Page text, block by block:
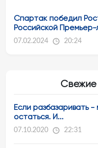
Спартак победил
Российской Премьер-
07.02.2024 20:24
Свежие
Если разбазаривать
остаться. И...
07.10.2020 22:31